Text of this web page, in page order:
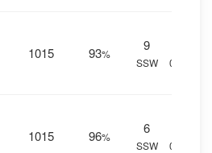
1015 93%
9
SSW
0 mm.
1015 96%
6
SSW
0 mm.